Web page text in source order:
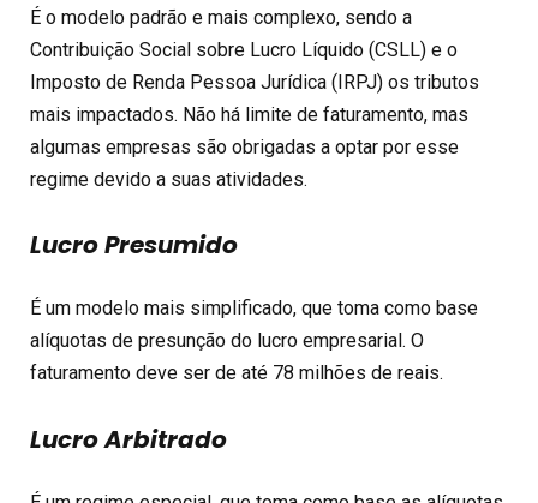
É o modelo padrão e mais complexo, sendo a
Contribuição Social sobre Lucro Líquido (CSLL) e o
Imposto de Renda Pessoa Jurídica (IRPJ) os tributos
mais impactados. Não há limite de faturamento, mas
algumas empresas são obrigadas a optar por esse
regime devido a suas atividades.
Lucro Presumido
É um modelo mais simplificado, que toma como base
alíquotas de presunção do lucro empresarial. O
faturamento deve ser de até 78 milhões de reais.
Lucro Arbitrado